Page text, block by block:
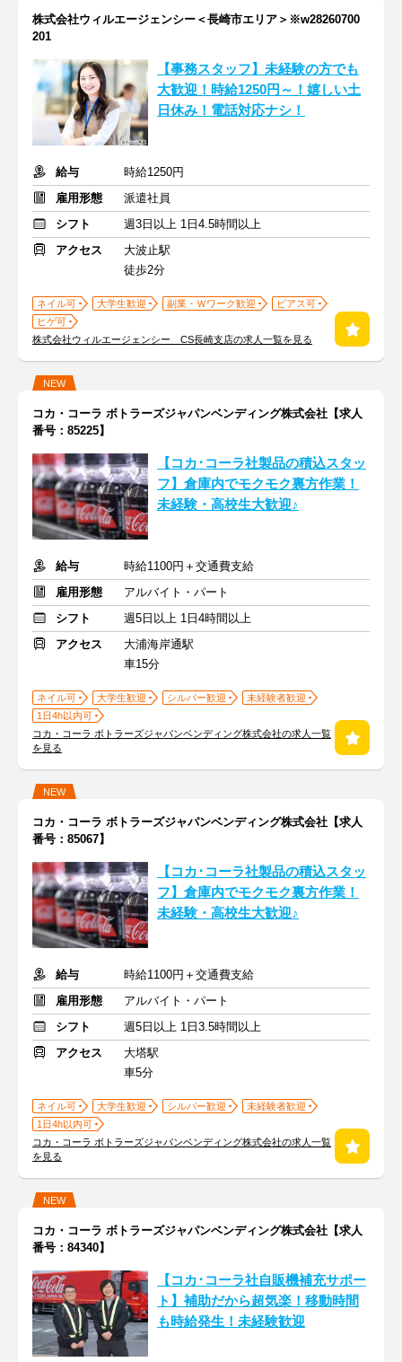
株式会社ウィルエージェンシー＜長崎市エリア＞※w28260700
201
【事務スタッフ】未経験の方でも
大歓迎！時給1250円～！嬉しい土
日休み！電話対応ナシ！
給与
時給1250円
雇用形態
派遣社員
シフト
週3日以上 1日4.5時間以上
アクセス
大波止駅
徒歩2分
ネイル可 大学生歓迎 副業・Ｗワーク歓迎
ピアス可
ヒゲ可
株式会社ウィルエージェンシー CS長崎支店の求人一覧を見る
NEW
コカ・コーラ ボトラーズジャパンベンディング株式会社【求人
番号：85225】
【コカ･コーラ社製品の積込スタッ
フ】倉庫内でモクモク裏方作業！
未経験・高校生大歓迎♪
給与
時給1100円＋交通費支給
雇用形態
アルバイト・パート
シフト
週5日以上 1日4時間以上
アクセス
大浦海岸通駅
車15分
ネイル可 大学生歓迎 シルバー歓迎
未経験者歓迎
1日4h以内可
コカ・コーラ ボトラーズジャパンベンディング株式会社の求人一覧
を見る
NEW
コカ・コーラ ボトラーズジャパンベンディング株式会社【求人
番号：85067】
【コカ･コーラ社製品の積込スタッ
フ】倉庫内でモクモク裏方作業！
未経験・高校生大歓迎♪
給与
時給1100円＋交通費支給
雇用形態
アルバイト・パート
シフト
週5日以上 1日3.5時間以上
アクセス
大塔駅
車5分
ネイル可 大学生歓迎 シルバー歓迎
未経験者歓迎
1日4h以内可
コカ・コーラ ボトラーズジャパンベンディング株式会社の求人一覧
を見る
NEW
コカ・コーラ ボトラーズジャパンベンディング株式会社【求人
番号：84340】
【コカ･コーラ社自販機補充サポー
ト】補助だから超気楽！移動時間
も時給発生！未経験歓迎